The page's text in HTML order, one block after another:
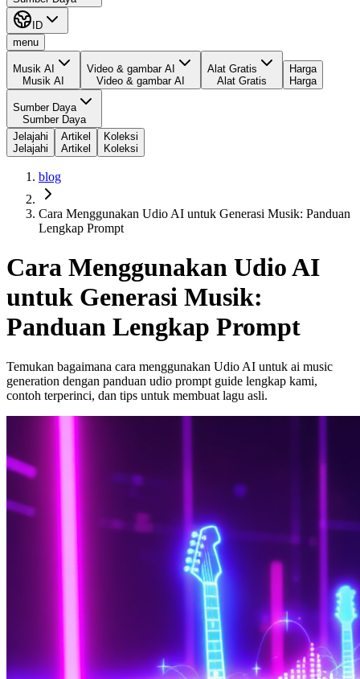
ID
menu
Musik AI
Musik AI
Video & gambar AI
Video & gambar AI
Alat Gratis
Alat Gratis
Harga
Harga
Sumber Daya
Sumber Daya
Jelajahi
Jelajahi
Artikel
Artikel
Koleksi
Koleksi
blog
Cara Menggunakan Udio AI untuk Generasi Musik: Panduan
Lengkap Prompt
Cara Menggunakan Udio AI
untuk Generasi Musik:
Panduan Lengkap Prompt
Temukan bagaimana cara menggunakan Udio AI untuk ai music
generation dengan panduan udio prompt guide lengkap kami,
contoh terperinci, dan tips untuk membuat lagu asli.